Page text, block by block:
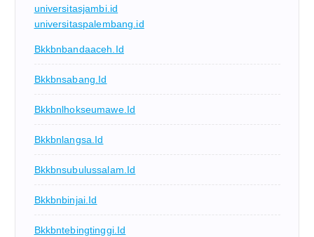
universitasjambi.id
universitaspalembang.id
Bkkbnbandaaceh.id
Bkkbnsabang.id
Bkkbnlhokseumawe.id
Bkkbnlangsa.id
Bkkbnsubulussalam.id
Bkkbnbinjai.id
Bkkbntebingtinggi.id